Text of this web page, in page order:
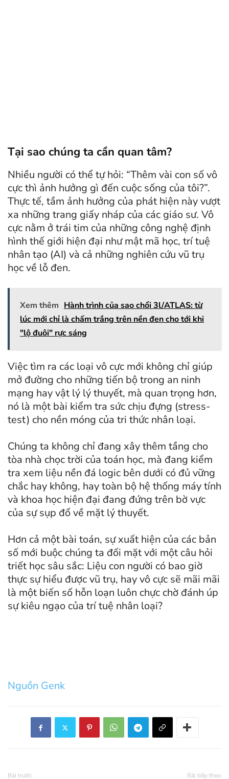
Tại sao chúng ta cần quan tâm?
Nhiều người có thể tự hỏi: “Thêm vài con số vô
cực thì ảnh hưởng gì đến cuộc sống của tôi?”.
Thực tế, tầm ảnh hưởng của phát hiện này vượt
xa những trang giấy nháp của các giáo sư. Vô
cực nằm ở trái tim của những công nghệ định
hình thế giới hiện đại như mật mã học, trí tuệ
nhân tạo (AI) và cả những nghiên cứu vũ trụ
học về lỗ đen.
Xem thêm Hành trình của sao chổi 3l/ATLAS: từ
lúc mới chỉ là chấm trắng trên nền đen cho tới khi
"lộ đuôi" rực sáng
Việc tìm ra các loại vô cực mới không chỉ giúp
mở đường cho những tiến bộ trong an ninh
mạng hay vật lý lý thuyết, mà quan trọng hơn,
nó là một bài kiểm tra sức chịu đựng (stress-
test) cho nền móng của tri thức nhân loại.
Chúng ta không chỉ đang xây thêm tầng cho
tòa nhà chọc trời của toán học, mà đang kiểm
tra xem liệu nền đá logic bên dưới có đủ vững
chắc hay không, hay toàn bộ hệ thống máy tính
và khoa học hiện đại đang đứng trên bờ vực
của sự sụp đổ về mặt lý thuyết.
Hơn cả một bài toán, sự xuất hiện của các bản
số mới buộc chúng ta đối mặt với một câu hỏi
triết học sâu sắc: Liệu con người có bao giờ
thực sự hiểu được vũ trụ, hay vô cực sẽ mãi mãi
là một biến số hỗn loạn luôn chực chờ đánh úp
sự kiêu ngạo của trí tuệ nhân loại?
Nguồn Genk
Bài trước Bài tiếp theo